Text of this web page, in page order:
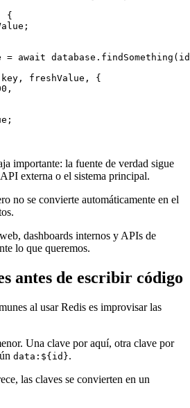
{
= await database. findSomething
freshValue, {
,
importante: la fuente de verdad sigue
externa o el sistema principal.
no se convierte automáticamente en el
dashboards internos y APIs de
lo que queremos.
antes de escribir código
al usar Redis es improvisar las
Una clave por aquí, otra clave por
data:${id}.
las claves se convierten en un